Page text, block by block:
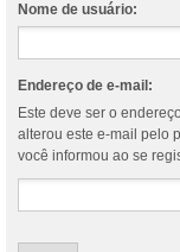
Nome de usuário:
Endereço de e-mail:
Este deve ser o
alterou este e-mail pelo
você informou ao se